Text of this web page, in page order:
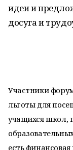
идеи и
досуга и
Участники
льготы для
учащихся школ,
есть